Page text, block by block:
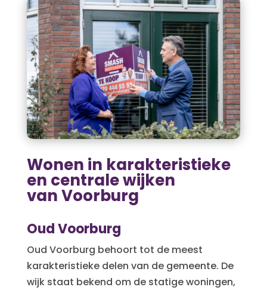
Wonen in karakteristieke
en centrale wijken
van Voorburg
Oud Voorburg
Oud Voorburg behoort tot de meest
karakteristieke delen van de gemeente. De
wijk staat bekend om de statige woningen,